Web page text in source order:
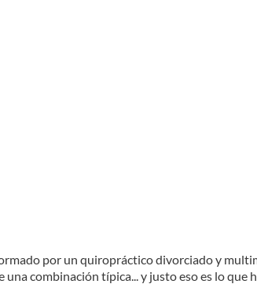
por un quiropráctico divorciado y
una combinación típica... y justo eso es lo que